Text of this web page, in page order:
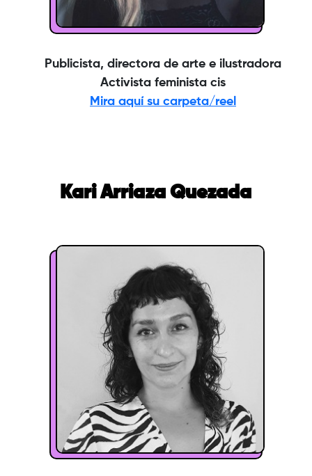
Publicista, directora de arte e ilustradora
Activista feminista cis
Mira aquí su carpeta/reel
Kari Arriaza Quezada